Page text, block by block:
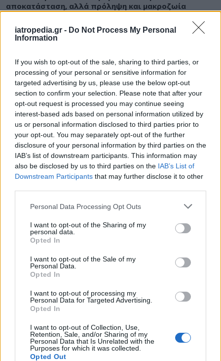
iatropedia.gr - Do Not Process My Personal
Information
If you wish to opt-out of the sale, sharing to third parties, or
processing of your personal or sensitive information for
targeted advertising by us, please use the below opt-out
section to confirm your selection. Please note that after your
opt-out request is processed you may continue seeing
interest-based ads based on personal information utilized by
us or personal information disclosed to third parties prior to
your opt-out. You may separately opt-out of the further
disclosure of your personal information by third parties on the
IAB’s list of downstream participants. This information may
also be disclosed by us to third parties on the IAB’s List of
Downstream Participants that may further disclose it to other
Personal Data Processing Opt Outs
I want to opt-out of the Sharing of my
personal data.
Opted In
I want to opt-out of the Sale of my
Personal Data.
Opted In
I want to opt-out of processing my
Personal Data for Targeted Advertising.
Opted In
I want to opt-out of Collection, Use,
Retention, Sale, and/or Sharing of my
Personal Data that Is Unrelated with the
Purposes for which it was collected.
Opted Out
αποκατάσταση, αλλά πρόληψη και μακροζωία
ΕΙΔΗΣΕΙΣ 10 Αυγούστου 2026 11:31
«Καμπανάκι» ECDC για τον ιό του Δυτικού Νείλου:
Στη 2η θέση της Ευρώπης η Ελλάδα – Μάχη στις ΜΕΘ
για οκτώ ασθενείς
ΕΙΔΗΣΕΙΣ 10 Αυγούστου 2026 10:15
Νοσοκομείο Βόλου: Δύο εκδοχές και μία ΕΔΕ για βίαιο
επεισόδιο – Με το μέρος των γιατρών ο Άδωνις
Γεωργιάδης